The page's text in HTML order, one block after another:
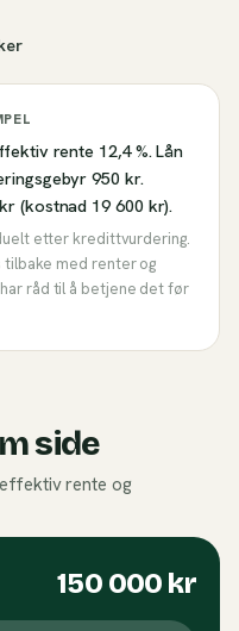
rente 12,4 %. Lån
950 kr.
(kostnad 19 600 kr).
etter kredittvurdering.
tilbake med renter og
råd til å betjene det før
side
rente og
150 000 kr